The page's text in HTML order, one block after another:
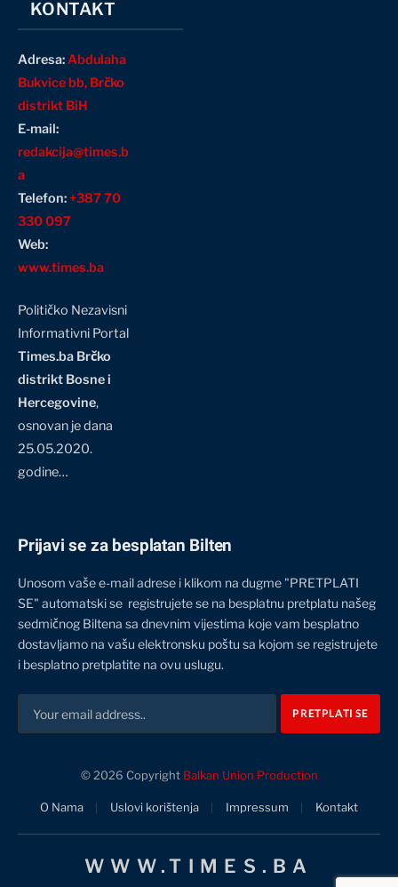
KONTAKT
Adresa:Abdulaha
Bukvice bb, Brčko
distrikt BiH
E-mail:
redakcija@times.b
a
Telefon:+387 70
330 097
Web:
www.times.ba
Političko Nezavisni
Informativni Portal
Times.ba Brčko
distrikt Bosne i
Hercegovine,
osnovan je dana
25.05.2020.
godine…
Prijavi se za besplatan Bilten
Unosom vaše e-mail adrese i klikom na dugme "PRETPLATI
SE" automatski se registrujete se na besplatnu pretplatu našeg
sedmičnog Biltena sa dnevnim vijestima koje vam besplatno
dostavljamo na vašu elektronsku poštu sa kojom se registrujete
i besplatno pretplatite na ovu uslugu.
© 2026 Copyright Balkan Union Production
O Nama Uslovi korištenja Impressum Kontakt
WWW.TIMES.BA